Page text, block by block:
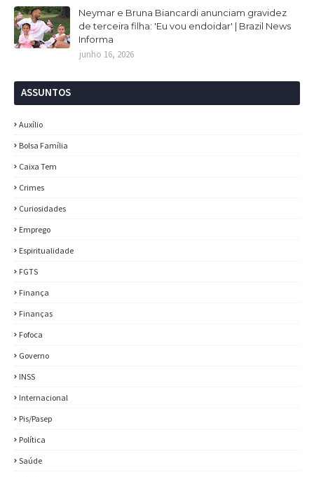
Neymar e Bruna Biancardi anunciam gravidez
de terceira filha: 'Eu vou endoidar' | Brazil News
Informa
junho 16, 2026
ASSUNTOS
Auxílio
Bolsa Família
Caixa Tem
Crimes
Curiosidades
Emprego
Espiritualidade
FGTS
Finança
Finanças
Fofoca
Governo
INSS
Internacional
Pis/Pasep
Política
Saúde